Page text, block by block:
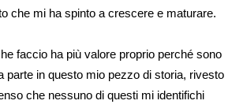
che mi ha spinto a crescere e maturare.
faccio ha più valore proprio perché sono
parte in questo mio pezzo di storia, rivesto
che nessuno di questi mi identifichi